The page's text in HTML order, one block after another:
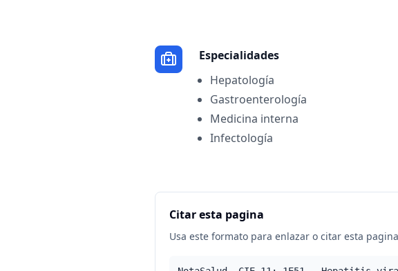
Especialidades
Hepatología
Gastroenterología
Medicina interna
Infectología
Citar esta pagina
Usa este formato para enlazar o citar esta